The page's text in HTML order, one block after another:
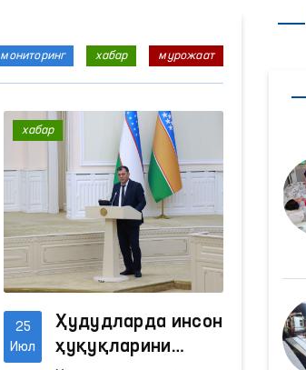
мониторинг хабар мурожаат
25
Июл
Ҳудудларда инсон
ҳуқуқларини
хабар